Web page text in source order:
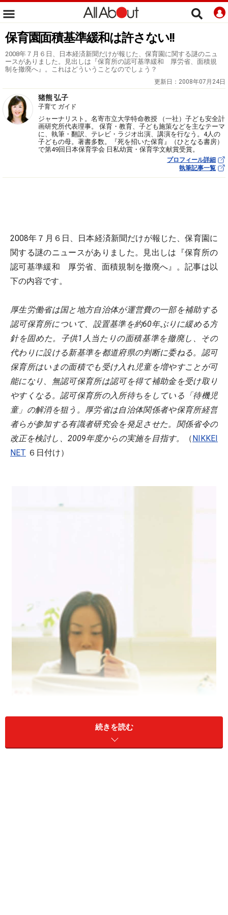
保育園面積基準緩和は許さない!!
2008年７月６日、日本経済新聞だけが報じた、保育園に関する謎のニュ
ースがありました。見出しは『保育所の認可基準緩和 厚労省、面積規
制を撤廃へ』。これはどういうことなのでしょう？
更新日： 2008年07月24日
猪熊 弘子
子育て ガイド
ジャーナリスト。名寄市立大学特命教授 （一社）子ども安全計
画研究所代表理事。 保育・教育、子ども施策などを主なテーマ
に、執筆・翻訳、テレビ・ラジオ出演、講演を行なう。4人の
子どもの母。著書多数。『死を招いた保育』（ひとなる書房）
で第49回日本保育学会 日私幼賞・保育学文献賞受賞。
プロフィール詳細
執筆記事一覧
2008年７月６日、日本経済新聞だけが報じた、保育園に
関する謎のニュースがありました。見出しは『保育所の
認可基準緩和 厚労省、面積規制を撤廃へ』。記事は以
下の内容です。
厚生労働省は国と地方自治体が運営費の一部を補助する
認可保育所について、設置基準を約60年ぶりに緩める方
針を固めた。子供1人当たりの面積基準を撤廃し、その
代わりに設ける新基準を都道府県の判断に委ねる。認可
保育所はいまの面積でも受け入れ児童を増やすことが可
能になり、無認可保育所は認可を得て補助金を受け取り
やすくなる。認可保育所の入所待ちをしている「待機児
童」の解消を狙う。厚労省は自治体関係者や保育所経営
者らが参加する有識者研究会を発足させた。関係省令の
改正を検討し、2009年度からの実施を目指す。
（NIKKEI
NET ６日付け）
続きを読む